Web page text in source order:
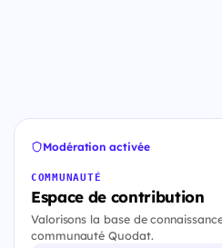
Modération activée
COMMUNAUTÉ
Espace de contribution
Valorisons la base de
communauté Quodat.